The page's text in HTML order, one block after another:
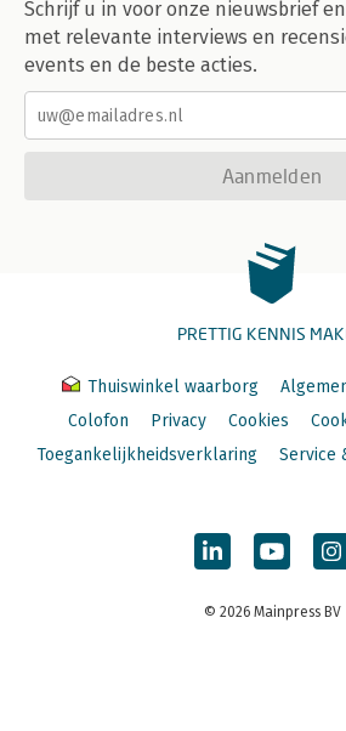
Schrijf u in voor onze nieuwsbrief
met relevante interviews en
events en de beste acties.
Aanmelden
PRETTIG KENNIS
Thuiswinkel waarborg
Colofon
Privacy Cookies
Toegankelijkheidsverklaring
Service
© 2026 Mainpress BV